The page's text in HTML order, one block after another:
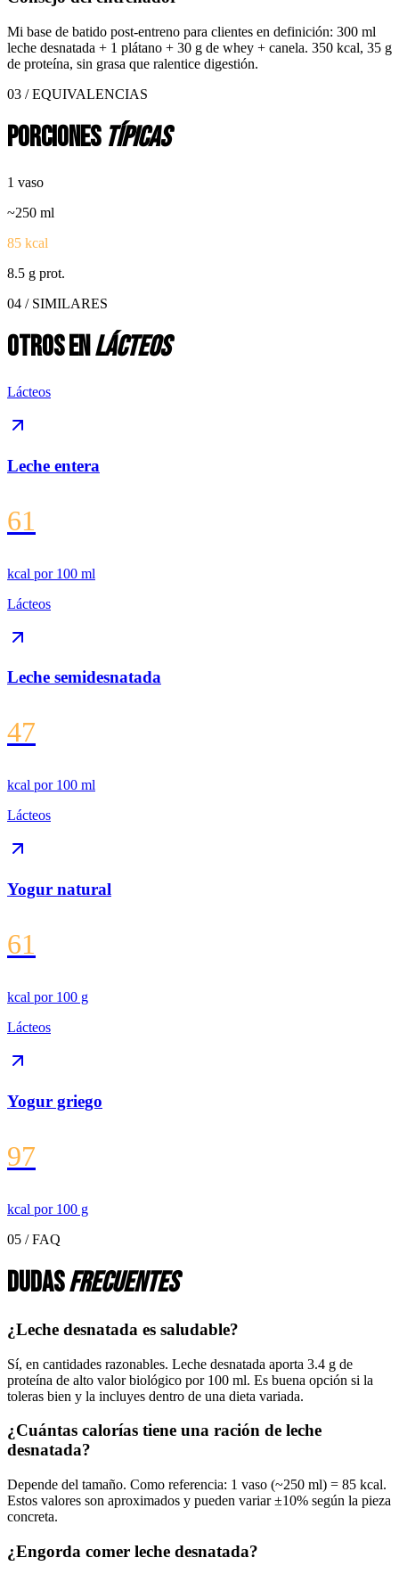
Mi base de batido post-entreno para clientes en definición: 300 ml
leche desnatada + 1 plátano + 30 g de whey + canela. 350 kcal, 35 g
de proteína, sin grasa que ralentice digestión.
03 / EQUIVALENCIAS
Porciones típicas
1 vaso
~250 ml
85 kcal
8.5 g prot.
04 / SIMILARES
Otros enlácteos
Lácteos
Leche entera
61
kcal por 100 ml
Lácteos
Leche semidesnatada
47
kcal por 100 ml
Lácteos
Yogur natural
61
kcal por 100 g
Lácteos
Yogur griego
97
kcal por 100 g
05 / FAQ
Dudasfrecuentes
¿Leche desnatada es saludable?
Sí, en cantidades razonables. Leche desnatada aporta 3.4 g de
proteína de alto valor biológico por 100 ml. Es buena opción si la
toleras bien y la incluyes dentro de una dieta variada.
¿Cuántas calorías tiene una ración de leche
desnatada?
Depende del tamaño. Como referencia: 1 vaso (~250 ml) = 85 kcal.
Estos valores son aproximados y pueden variar ±10% según la pieza
concreta.
¿Engorda comer leche desnatada?